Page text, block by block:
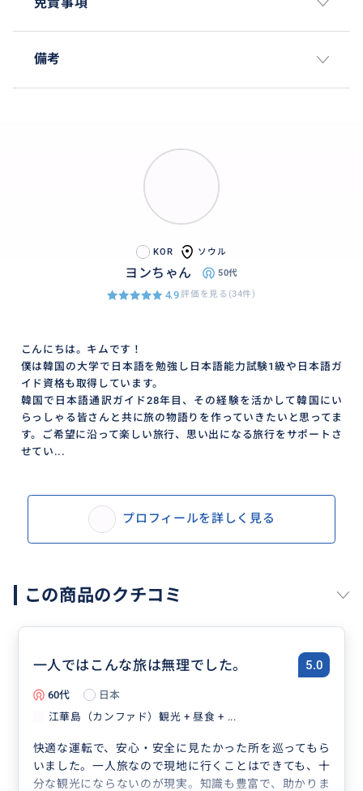
備考
KOR ソウル
ヨンちゃん 50代
4.9評価を見る(34件)
こんにちは。キムです！
僕は韓国の大学で日本語を勉強し日本語能力試験1級や日本語ガ
イド資格も取得しています。
韓国で日本語通訳ガイド28年目、その経験を活かして韓国にい
らっしゃる皆さんと共に旅の物語りを作っていきたいと思ってま
す。ご希望に沿って楽しい旅行、思い出になる旅行をサポートさ
せてい...
プロフィールを詳しく見る
この商品のクチコミ
一人ではこんな旅は無理でした。 5.0
60代
日本
江華島（カンファド）観光 + 昼食 + ...
快適な運転で、安心・安全に見たかった所を巡ってもら
いました。一人旅なので現地に行くことはできても、十
分な観光にならないのが現実。知識も豊富で、助かりま